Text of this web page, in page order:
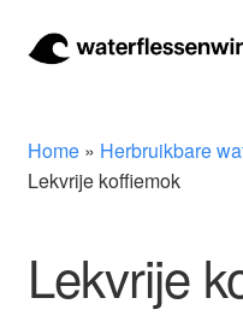
Ga
Ga
Bidons
Kinderflessen
Home» Herbruikbare
Lekvrije koffiemok
Lekvrije